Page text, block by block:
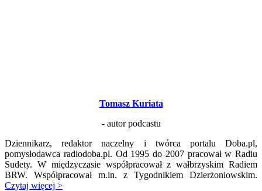
Tomasz Kuriata
- autor podcastu
Dziennikarz, redaktor naczelny i twórca portalu Doba.pl,
pomysłodawca radiodoba.pl. Od 1995 do 2007 pracował w Radiu
Sudety. W międzyczasie współpracował z wałbrzyskim Radiem
BRW. Współpracował m.in. z Tygodnikiem Dzierżoniowskim.
Czytaj więcej >